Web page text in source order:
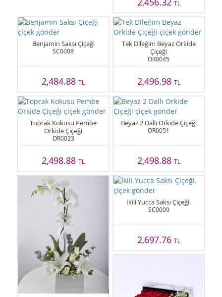
TL
Benjamin Saksı Çiçeği
SC0008
2,484.88TL
Tek Dileğim Beyaz Orkide
Çiçeği
OR0045
2,496.98 TL
Toprak Kokusu Pembe
Orkide Çiçeği
OR0023
2,498.88TL
Beyaz 2 Dallı Orkide Çiçeği
OR0051
2,498.88 TL
İkili Yucca Saksı Çiçeği.
SC0009
2,697.76 TL